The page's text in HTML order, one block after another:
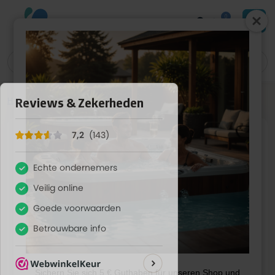
0
Home » Shop » Whirlpool-Teile » Covers Cover 232*232
Sichern Sie sich 5 € Guthaben für unseren Shop und